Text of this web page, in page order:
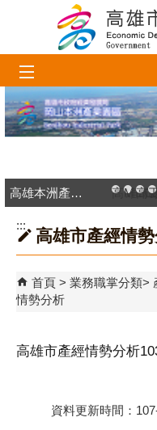
跳到主要內容區塊
高雄市
高
高雄本洲產業園區服務中心
:::
高雄市產經情
首頁 業務職掌分類
情勢分析
高雄市產經情勢分析
資料更新時間：